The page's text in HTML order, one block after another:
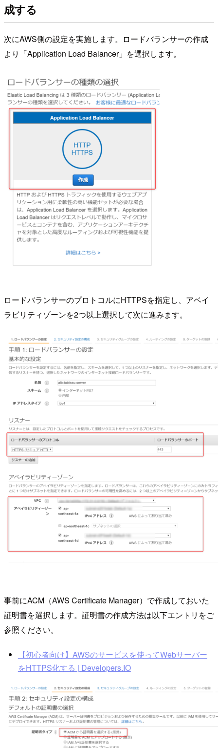
成する
次にAWS側の設定を実施します。ロードバランサーの作成
より「Application Load Balancer」を選択します。
ロードバランサーのプロトコルにHTTPSを指定し、アベイ
ラビリティゾーンを2つ以上選択して次に進みます。
事前にACM（AWS Certificate Manager）で作成しておいた
証明書を選択します。証明書の作成方法は以下エントリをご
参照ください。
【初心者向け】AWSのサービスを使ってWebサーバー
をHTTPS化する | Developers.IO